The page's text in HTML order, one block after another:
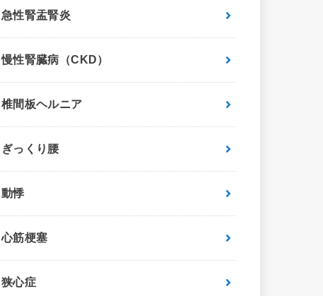
急性腎盂腎炎
慢性腎臓病（CKD）
椎間板ヘルニア
ぎっくり腰
動悸
心筋梗塞
狭心症